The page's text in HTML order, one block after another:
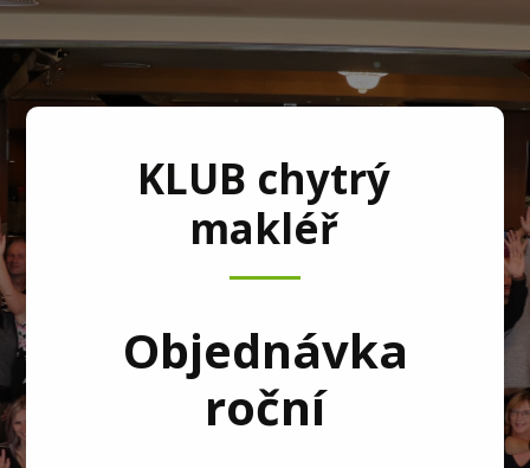
KLUB chytrý
makléř
Objednávka
roční